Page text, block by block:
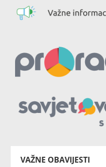
VAŽNE OBAVIJESTI